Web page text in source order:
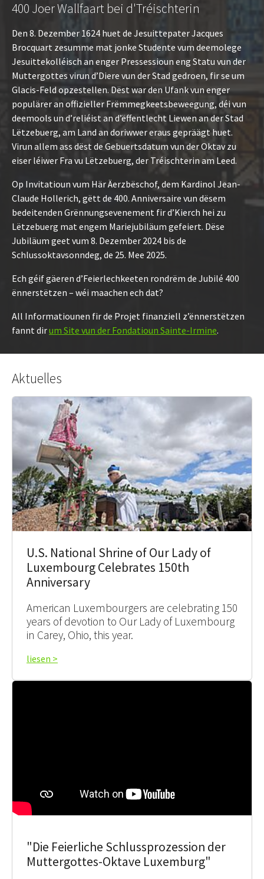
400 Joer Wallfaart bei d'Tréischterin
Den 8. Dezember 1624 huet de Jesuittepater Jacques
Brocquart zesumme mat jonke Studente vum deemolege
Jesuittekolléisch an enger Pressessioun eng Statu vun der
Muttergottes virun d’Diere vun der Stad gedroen, fir se um
Glacis-Feld opzestellen. Dëst war den Ufank vun enger
populärer an offizieller Frëmmegkeetsbeweegung, déi vun
deemools un d’reliéist an d’ëffentlecht Liewen an der Stad
Lëtzebuerg, am Land an doriwwer eraus gepräägt huet.
Virun allem ass dëst de Gebuertsdatum vun der Oktav zu
eiser léiwer Fra vu Lëtzebuerg, der Tréischterin am Leed.
Op Invitatioun vum Här Äerzbëschof, dem Kardinol Jean-
Claude Hollerich, gëtt de 400. Anniversaire vun dësem
bedeitenden Grënnungsevenement fir d’Kierch hei zu
Lëtzebuerg mat engem Mariejubiläum gefeiert. Dëse
Jubiläum geet vum 8. Dezember 2024 bis de
Schlussoktavsonndeg, de 25. Mee 2025.
Ech géif gäeren d’Feierlechkeeten rondrëm de Jubilé 400
ënnerstëtzen – wéi maachen ech dat?
All Informatiounen fir de Projet finanziell z’ënnerstëtzen
fannt dirum Site vun der Fondatioun Sainte-Irmine.
Aktuelles
U.S. National Shrine of Our Lady of
Luxembourg Celebrates 150th
Anniversary
American Luxembourgers are celebrating 150
years of devotion to Our Lady of Luxembourg
in Carey, Ohio, this year.
liesen >
"Die Feierliche Schlussprozession der
Muttergottes-Oktave Luxemburg"